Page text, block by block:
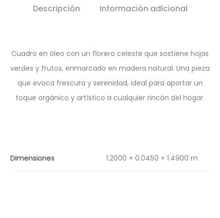
Descripción Información adicional
Cuadro en óleo con un florero celeste que sostiene hojas
verdes y frutos, enmarcado en madera natural. Una pieza
que evoca frescura y serenidad, ideal para aportar un
toque orgánico y artístico a cualquier rincón del hogar.
Dimensiones 1.2000 × 0.0450 × 1.4900 m